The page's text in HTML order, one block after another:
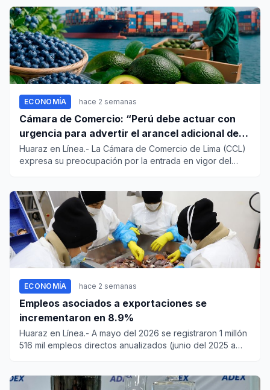
ECONOMÍA hace 2 semanas
Cámara de Comercio: “Perú debe actuar con
urgencia para advertir el arancel adicional de
12.5 % impuesto por EE. UU.”
Huaraz en Línea.- La Cámara de Comercio de Lima (CCL)
expresa su preocupación por la entrada en vigor del
ECONOMÍA hace 2 semanas
Empleos asociados a exportaciones se
incrementaron en 8.9%
Huaraz en Línea.- A mayo del 2026 se registraron 1 millón
516 mil empleos directos anualizados (junio del 2025 a